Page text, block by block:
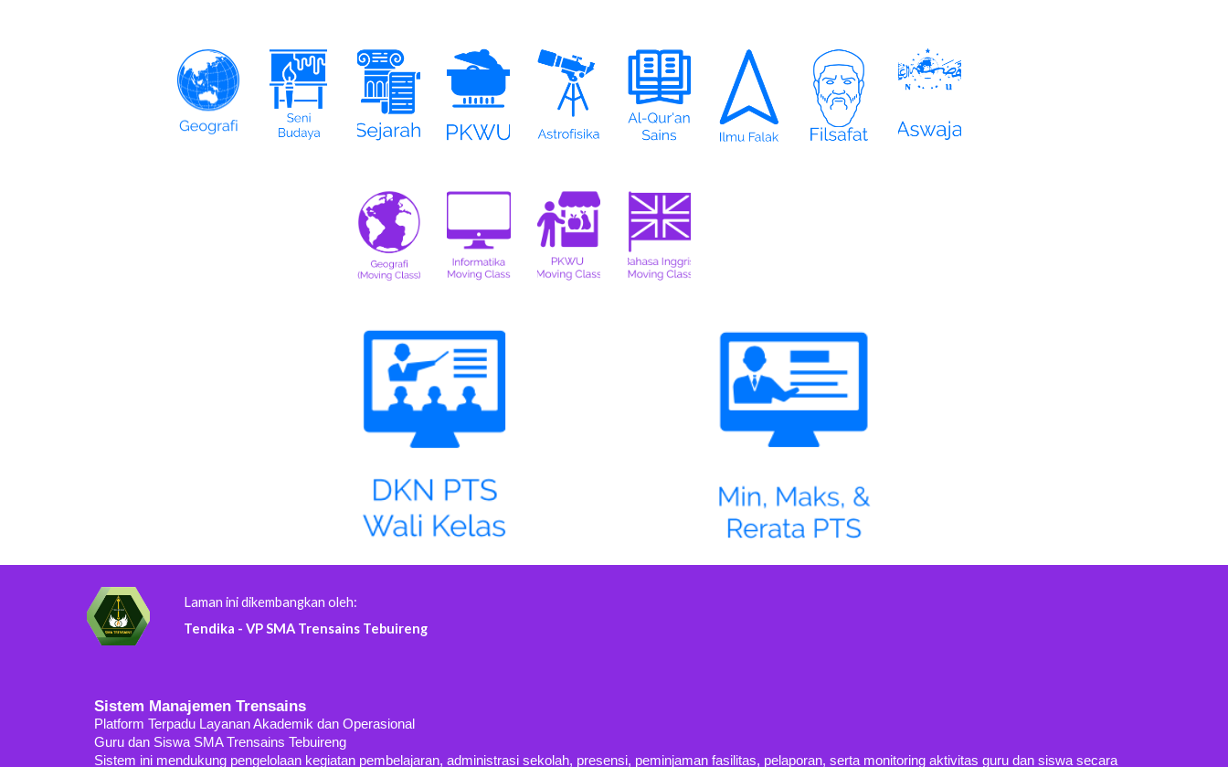
Laman ini dikembangkan oleh:
Tendika - VP SMA Trensains Tebuireng
Sistem Manajemen Trensains
Platform Terpadu Layanan Akademik dan Operasional
Guru dan Siswa SMA Trensains Tebuireng
Sistem ini mendukung pengelolaan kegiatan pembelajaran, administrasi sekolah, presensi, peminjaman fasilitas, pelaporan, serta monitoring aktivitas guru dan siswa secara